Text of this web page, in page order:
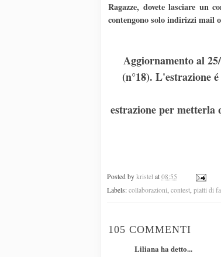
Ragazze, dovete lasciare un
contengono solo indirizzi mail
Aggiornamento al
(n°18). L'estrazione
estrazione per
Posted by kristel at 08:55
Labels: collaborazioni, contest, piatti di
105 COMMENTI
Liliana ha detto...